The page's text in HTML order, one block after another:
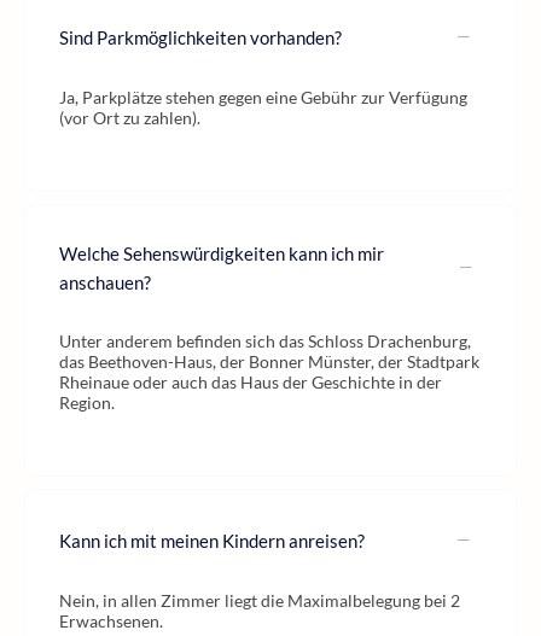
Sind Parkmöglichkeiten vorhanden?
Ja, Parkplätze stehen gegen eine Gebühr zur Verfügung
(vor Ort zu zahlen).
Welche Sehenswürdigkeiten kann ich mir
anschauen?
Unter anderem befinden sich das Schloss Drachenburg,
das Beethoven-Haus, der Bonner Münster, der Stadtpark
Rheinaue oder auch das Haus der Geschichte in der
Region.
Kann ich mit meinen Kindern anreisen?
Nein, in allen Zimmer liegt die Maximalbelegung bei 2
Erwachsenen.